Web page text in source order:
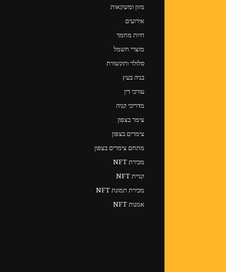
מזון ומשקאות
אירועים
חיות מחמד
מוצרי חשמל
סלולר ותקשורת
בניה בעץ
עורכי דין
מדריכי קניה
צימר בצפון
צימרים בצפון
מתחם צימרים בצפון
מכירת NFT
קניית NFT
מכירת תמונת NFT
אמנות NFT